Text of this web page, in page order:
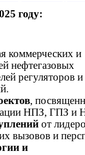
году:
коммерческих и
нефтегазовых
регуляторов и
,
НПЗ, ГПЗ и
от
вызовов и
и